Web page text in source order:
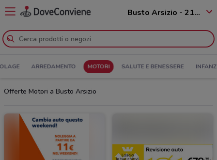
Busto Arsizio - 21052
ARREDAMENTO MOTORI SALUTE E BENESSERE
Offerte Motori a Busto Arsizio